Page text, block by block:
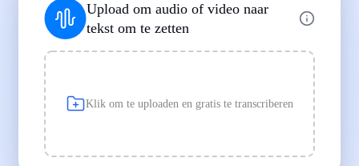
MP3
Transcriptie | MP4
Transcriptie|WAV
Transcriptie
Gemaakt voor professionals en studenten
Upload om audio of video naar
tekst om te zetten
Klik om te uploaden en gratis te transcriberen